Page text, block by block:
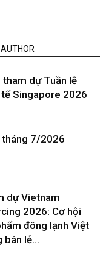
dự Tuần lễ
Singapore 2026
tháng 7/2026
dự Vietnam
2026: Cơ hội
đông lạnh Việt
bán lẻ...